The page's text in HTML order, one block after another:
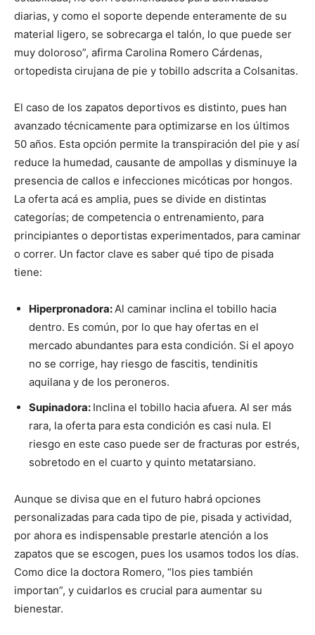
diarias, y como el soporte depende enteramente de su
material ligero, se sobrecarga el talón, lo que puede ser
muy doloroso”, afirma Carolina Romero Cárdenas,
ortopedista cirujana de pie y tobillo adscrita a Colsanitas.
El caso de los zapatos deportivos es distinto, pues han
avanzado técnicamente para optimizarse en los últimos
50 años. Esta opción permite la transpiración del pie y así
reduce la humedad, causante de ampollas y disminuye la
presencia de callos e infecciones micóticas por hongos.
La oferta acá es amplia, pues se divide en distintas
categorías; de competencia o entrenamiento, para
principiantes o deportistas experimentados, para caminar
o correr. Un factor clave es saber qué tipo de pisada
tiene:
Hiperpronadora:Al caminar inclina el tobillo hacia
dentro. Es común, por lo que hay ofertas en el
mercado abundantes para esta condición. Si el apoyo
no se corrige, hay riesgo de fascitis, tendinitis
aquilana y de los peroneros.
Supinadora: Inclina el tobillo hacia afuera. Al ser más
rara, la oferta para esta condición es casi nula. El
riesgo en este caso puede ser de fracturas por estrés,
sobretodo en el cuarto y quinto metatarsiano.
Aunque se divisa que en el futuro habrá opciones
personalizadas para cada tipo de pie, pisada y actividad,
por ahora es indispensable prestarle atención a los
zapatos que se escogen, pues los usamos todos los días.
Como dice la doctora Romero, “los pies también
importan”, y cuidarlos es crucial para aumentar su
bienestar.